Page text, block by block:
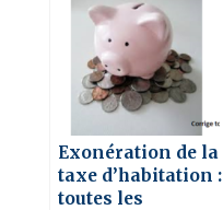
Exonération de la
taxe d’habitation :
toutes les